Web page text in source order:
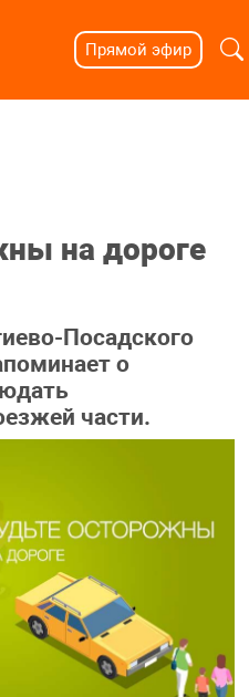
Прямой эфир
на дороге
Посадского
о
части.